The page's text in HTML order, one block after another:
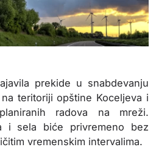
prekide u snabdevanju
teritoriji opštine Koceljeva i
radova na mreži.
i sela biće privremeno bez
vremenskim intervalima.